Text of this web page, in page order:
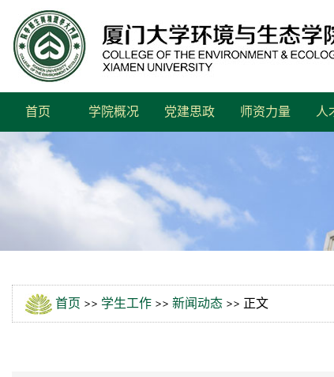
首页 学院概况 党建思政 师资力量 人
首页 >> 学生工作 >> 新闻动态 >> 正文